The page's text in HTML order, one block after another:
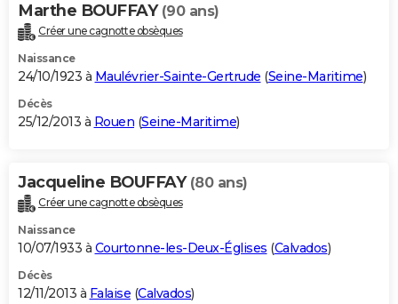
Marthe BOUFFAY (90 ans)
Créer une cagnotte obsèques
Naissance
24/10/1923 à Maulévrier-Sainte-Gertrude (Seine-Maritime)
Décès
25/12/2013 à Rouen (Seine-Maritime)
Jacqueline BOUFFAY (80 ans)
Créer une cagnotte obsèques
Naissance
10/07/1933 à Courtonne-les-Deux-Églises (Calvados)
Décès
12/11/2013 à Falaise (Calvados)